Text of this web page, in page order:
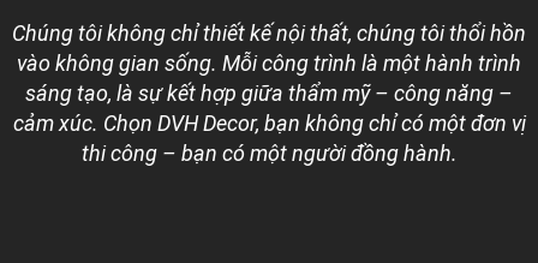
Chúng tôi không chỉ thiết kế nội thất, chúng tôi thổi hồn
vào không gian sống. Mỗi công trình là một hành trình
sáng tạo, là sự kết hợp giữa thẩm mỹ – công năng –
cảm xúc. Chọn DVH Decor, bạn không chỉ có một đơn vị
thi công – bạn có một người đồng hành.